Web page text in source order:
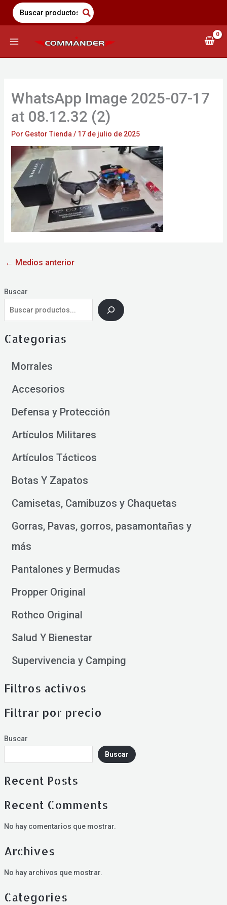
Saltar
contenido
Search
for:
Buscar
Categorías
Morrales
Accesorios
Defensa y Protección
Artículos Militares
Artículos Tácticos
Botas Y Zapatos
Camisetas, Camibuzos y Chaquetas
Gorras, Pavas, gorros, pasamontañas y
más
Pantalones y Bermudas
Propper Original
Rothco Original
Salud Y Bienestar
Supervivencia y Camping
Filtros activos
Filtrar por precio
Buscar
Buscar
Recent Posts
Recent Comments
No hay comentarios que mostrar.
Archives
No hay archivos que mostrar.
Categories
WhatsApp Image 2025-07-17
at 08.12.32 (2)
Por Gestor Tienda / 17 de julio de 2025
← Medios anterior